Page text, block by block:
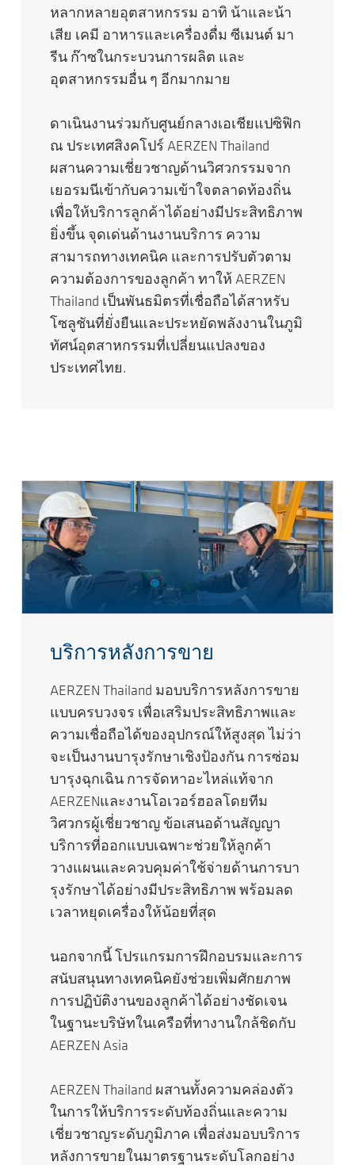
หลากหลายอุตสาหกรรม อาทิ น้าและน้า
เสีย เคมี อาหารและเครื่องดื่ม ซีเมนต์ มา
รีน ก๊าซในกระบวนการผลิต และ
อุตสาหกรรมอื่น ๆ อีกมากมาย
ดาเนินงานร่วมกับศูนย์กลางเอเชียแปซิฟิก
ณ ประเทศสิงคโปร์ AERZEN Thailand
ผสานความเชี่ยวชาญด้านวิศวกรรมจาก
เยอรมนีเข้ากับความเข้าใจตลาดท้องถิ่น
เพื่อให้บริการลูกค้าได้อย่างมีประสิทธิภาพ
ยิ่งขึ้น จุดเด่นด้านงานบริการ ความ
สามารถทางเทคนิค และการปรับตัวตาม
ความต้องการของลูกค้า ทาให้ AERZEN
Thailand เป็นพันธมิตรที่เชื่อถือได้สาหรับ
โซลูชันที่ยั่งยืนและประหยัดพลังงานในภูมิ
ทัศน์อุตสาหกรรมที่เปลี่ยนแปลงของ
ประเทศไทย.
บริการหลังการขาย
AERZEN Thailand มอบบริการหลังการขาย
แบบครบวงจร เพื่อเสริมประสิทธิภาพและ
ความเชื่อถือได้ของอุปกรณ์ให้สูงสุด ไม่ว่า
จะเป็นงานบารุงรักษาเชิงป้องกัน การซ่อม
บารุงฉุกเฉิน การจัดหาอะไหล่แท้จาก
AERZENและงานโอเวอร์ฮอลโดยทีม
วิศวกรผู้เชี่ยวชาญ ข้อเสนอด้านสัญญา
บริการที่ออกแบบเฉพาะช่วยให้ลูกค้า
วางแผนและควบคุมค่าใช้จ่ายด้านการบา
รุงรักษาได้อย่างมีประสิทธิภาพ พร้อมลด
เวลาหยุดเครื่องให้น้อยที่สุด
นอกจากนี้ โปรแกรมการฝึกอบรมและการ
สนับสนุนทางเทคนิคยังช่วยเพิ่มศักยภาพ
การปฏิบัติงานของลูกค้าได้อย่างชัดเจน
ในฐานะบริษัทในเครือที่ทางานใกล้ชิดกับ
AERZEN Asia
AERZEN Thailand ผสานทั้งความคล่องตัว
ในการให้บริการระดับท้องถิ่นและความ
เชี่ยวชาญระดับภูมิภาค เพื่อส่งมอบบริการ
หลังการขายในมาตรฐานระดับโลกอย่าง